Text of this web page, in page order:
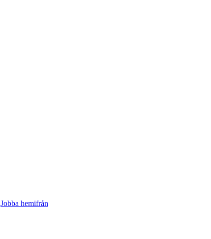
Jobba hemifrån